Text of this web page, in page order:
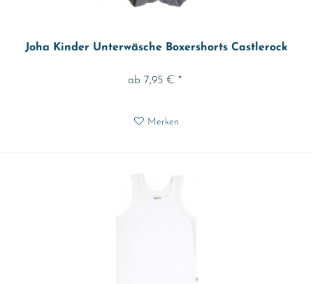
Joha Kinder Unterwäsche Boxershorts Castlerock
ab 7,95 € *
Merken